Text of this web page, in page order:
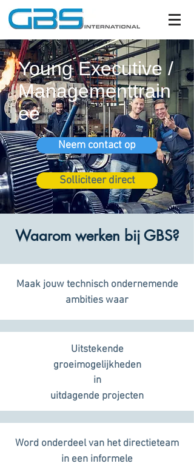
Young Executive /
Managementtrain
ee
Neem contact op
Solliciteer direct
Waarom werken bij GBS?
Maak jouw technisch ondernemende
ambities waar
Uitstekende
groeimogelijkheden
in
uitdagende projecten
Word onderdeel van het directieteam
in een informele